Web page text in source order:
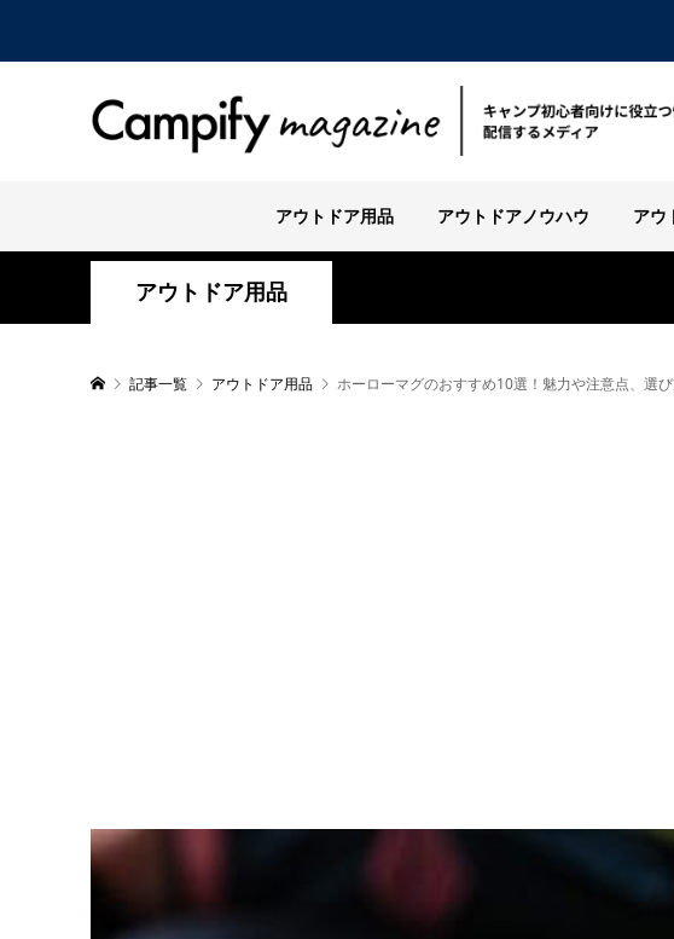
アウトドア用品 アウトドアノウハウ アウ
アウトドア用品
記事一覧 アウトドア用品 ホーローマグのおすすめ10選！魅力や注意点、選び